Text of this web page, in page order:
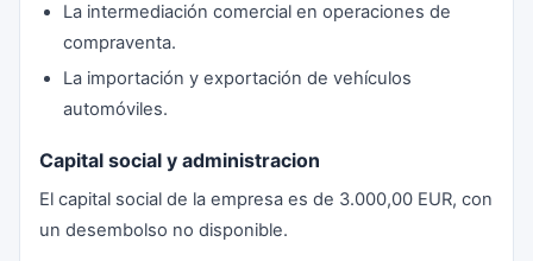
La intermediación comercial en operaciones de
compraventa.
La importación y exportación de vehículos
automóviles.
Capital social y administracion
El capital social de la empresa es de 3.000,00 EUR, con
un desembolso no disponible.